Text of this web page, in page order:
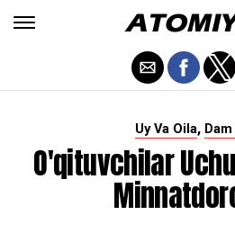
Uy Va Oila,
O'qituvchilar